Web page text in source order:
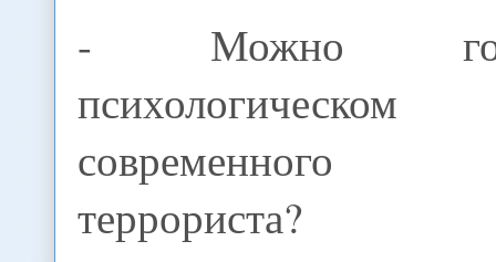
- Можно
современного
террориста?